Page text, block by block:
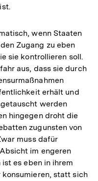
wenn Staaten
Zugang zu eben
sie kontrollieren soll.
aus, dass sie durch
erhält und
werden
hingegen droht die
zugunsten von
muss dafür
im engeren
es eben in ihrem
statt sich